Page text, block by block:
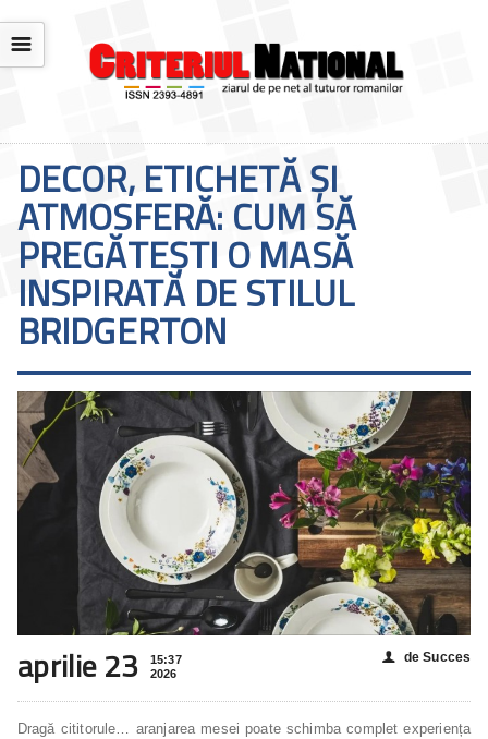
☰
DECOR, ETICHETĂ ȘI
ATMOSFERĂ: CUM SĂ
PREGĂTEȘTI O MASĂ
INSPIRATĂ DE STILUL
BRIDGERTON
aprilie 23
15:37
2026
👤 de Succes
Dragă cititorule… aranjarea mesei poate schimba complet experiența